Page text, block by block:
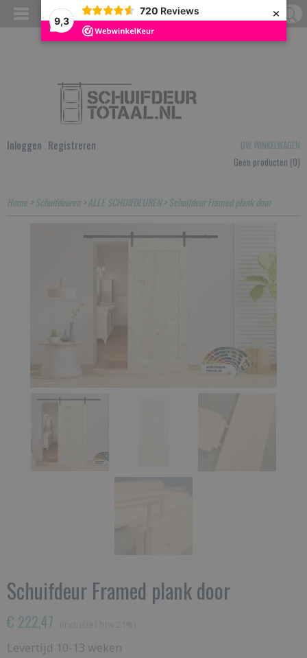
9,3
720 Reviews ×
Inloggen Registreren
UW WINKELWAGEN
Geen producten (0)
Home>Schuifdeuren>ALLE SCHUIFDEUREN>Schuifdeur Framed plank door
Schuifdeur Framed plank door
€ 222,47
Levertijd 10-13 weken